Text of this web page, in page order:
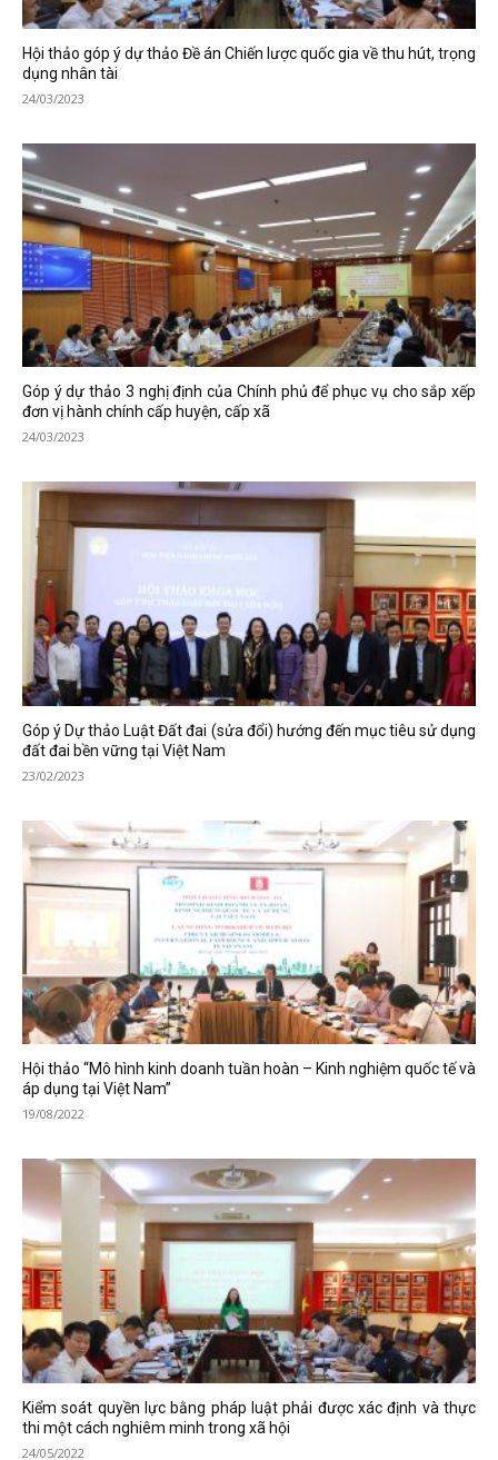
Hội thảo góp ý dự thảo Đề án Chiến lược quốc gia về thu hút, trọng
dụng nhân tài
24/03/2023
Góp ý dự thảo 3 nghị định của Chính phủ để phục vụ cho sắp xếp
đơn vị hành chính cấp huyện, cấp xã
24/03/2023
Góp ý Dự thảo Luật Đất đai (sửa đổi) hướng đến mục tiêu sử dụng
đất đai bền vững tại Việt Nam
23/02/2023
Hội thảo “Mô hình kinh doanh tuần hoàn – Kinh nghiệm quốc tế và
áp dụng tại Việt Nam”
19/08/2022
Kiểm soát quyền lực bằng pháp luật phải được xác định và thực
thi một cách nghiêm minh trong xã hội
24/05/2022